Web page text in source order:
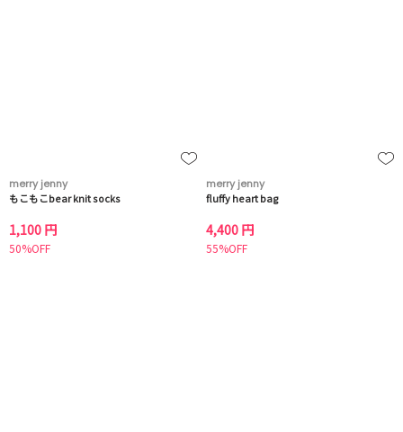
merry jenny
もこもこbear knit socks
1,100 円
50%OFF
merry jenny
fluffy heart bag
4,400 円
55%OFF